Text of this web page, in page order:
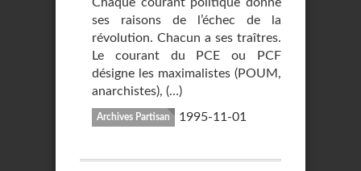
ses raisons de l’échec de la
révolution. Chacun a ses traîtres.
Le courant du PCE ou PCF
désigne les maximalistes (POUM,
anarchistes), (…)
Archives Partisan 1995-11-01